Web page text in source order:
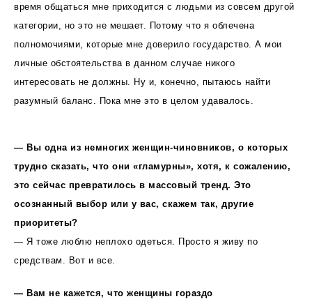
время общаться мне приходится с людьми из совсем другой
категории, но это не мешает. Потому что я облечена
полномочиями, которые мне доверило государство. А мои
личные обстоятельства в данном случае никого
интересовать не должны. Ну и, конечно, пытаюсь найти
разумный баланс. Пока мне это в целом удавалось.
— Вы одна из немногих женщин-чиновников, о которых
трудно сказать, что они «гламурны», хотя, к сожалению,
это сейчас превратилось в массовый тренд. Это
осознанный выбор или у вас, скажем так, другие
приоритеты?
— Я тоже люблю неплохо одеться. Просто я живу по
средствам. Вот и все.
— Вам не кажется, что женщины гораздо